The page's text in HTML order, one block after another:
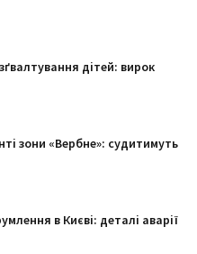
дітей: вирок
зони «Вербне»: судитимуть
в Києві: деталі аварії